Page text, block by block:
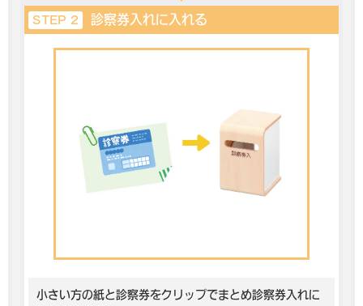
STEP 2 診察券入れに入れる
小さい方の紙と診察券をクリップでまとめ診察券入れに